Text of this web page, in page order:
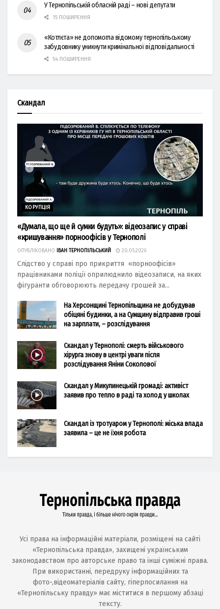
У Тернопільській обласній раді – нові депутати
15 ПОШИРЕННЯ
«Котлєта» не допомогла відомому тернопільському
забудовнику уникнути кримінальної відповідальності
54 ПОШИРЕННЯ
Скандал
КОРУПЦІЯ
«Думала, що ще й сумки будуть»: відеозапис у справі
«кришування» порноофісів у Тернополі
ОПУБЛІКОВАНО ІВАН ТЕРНОПІЛЬСЬКИЙ 20.05.2026
Слідство у справі про прикриття «порноофісів»
працівниками поліції оприлюднило відеозаписи, на яких
фігуранти обговорюють передачу грошей за...
На Херсонщині Тернопільщина не добудував
обіцяні будинки, а на Сумщину відправив гроші
на зарплати, – розслідування
Скандал у Тернополі: смерть військового
хірурга знову в центрі уваги після
розслідування Яніни Соколової
Скандал у Микулинецькій громаді: активіст
заявив про тепло в раді та холод у школах
Скандал із тротуаром у Тернополі: міська влада
заявила – це не їхня робота
Усі права на інформаційні матеріали, розміщені на сайті
«Тернопільська правда», захищені українським
законодавством про авторське право та інші суміжні права.
При використанні, передруку інформаційних та
фото-,відеоматеріалів сайту, гіперпосилання на
«Тернопільську правду» має міститися в першому абзаці
тексту.